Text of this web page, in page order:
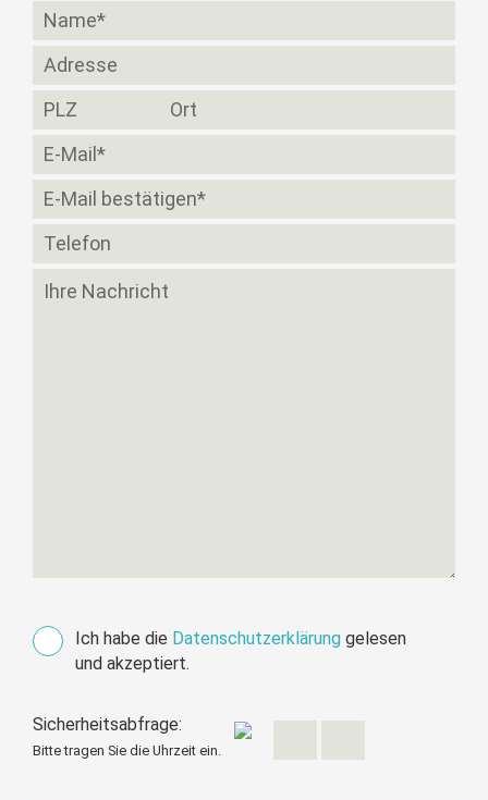
Ich habe die Datenschutzerklärung gelesen
und akzeptiert.
Sicherheitsabfrage:
Bitte tragen Sie die Uhrzeit ein.